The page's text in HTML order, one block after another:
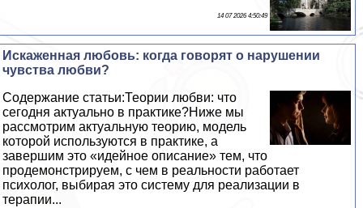
14 07 2026 4:50:49
Искаженная любовь: когда говорят о нарушении
чувства любви?
Содержание статьи:Теории любви: что
сегодня актуально в пpaктике?Ниже мы
рассмотрим актуальную теорию, модель
которой используются в пpaктике, а
завершим это «идейное описание» тем, что
продемонстрируем, с чем в реальности работает
психолог, выбирая это систему для реализации в
терапии...